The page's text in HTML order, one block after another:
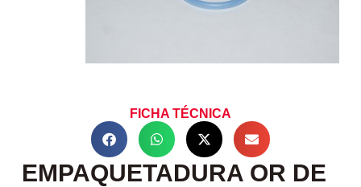
FICHA TÉCNICA
EMPAQUETADURA OR DE